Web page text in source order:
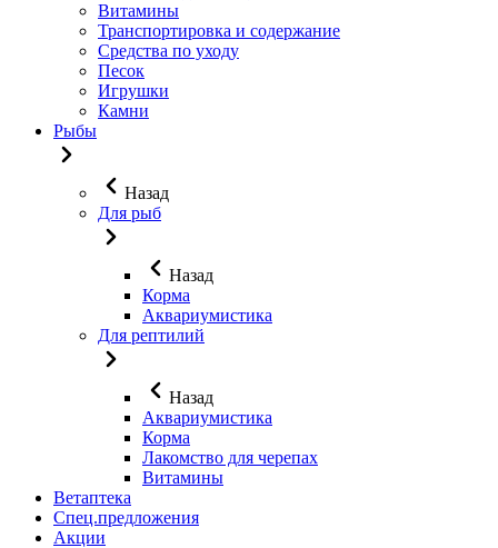
Витамины
Транспортировка и содержание
Средства по уходу
Песок
Игрушки
Камни
Рыбы
Назад
Для рыб
Назад
Корма
Аквариумистика
Для рептилий
Назад
Аквариумистика
Корма
Лакомство для черепах
Витамины
Ветаптека
Спец.предложения
Акции